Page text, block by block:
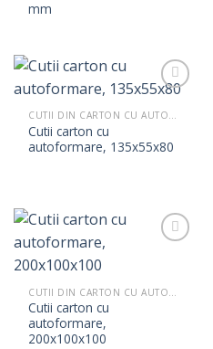
mm
CUTII DIN CARTON CU AUTOFORMARE
Cutii carton cu
autoformare, 135x55x80
Cutii carton cu
autoformare,
200x100x100